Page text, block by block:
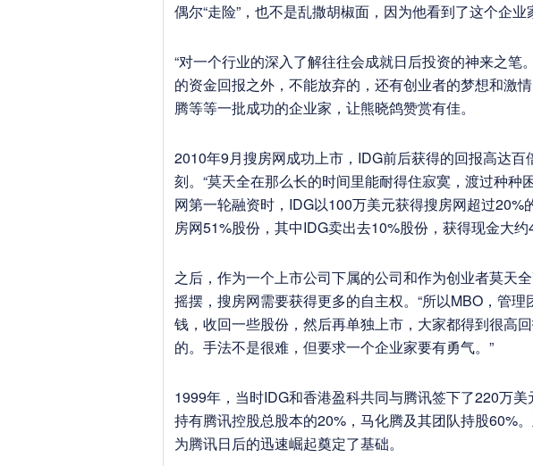
偶尔“走险”，也不是乱撒胡椒面，因为他看到了这个企业
“对一个行业的深入了解往往会成就日后投资的神来之笔
的资金回报之外，不能放弃的，还有创业者的梦想和激
腾等等一批成功的企业家，让熊晓鸽赞赏有佳。
2010年9月搜房网成功上市，IDG前后获得的回报高达
刻。“莫天全在那么长的时间里能耐得住寂寞，渡过种种
网第一轮融资时，IDG以100万美元获得搜房网超过20%
房网51%股份，其中IDG卖出去10%股份，获得现金大约
之后，作为一个上市公司下属的公司和作为创业者莫天
摇摆，搜房网需要获得更多的自主权。“所以MBO，管
钱，收回一些股份，然后再单独上市，大家都得到很高
的。手法不是很难，但要求一个企业家要有勇气。”
1999年，当时IDG和香港盈科共同与腾讯签下了220万
持有腾讯控股总股本的20%，马化腾及其团队持股60%
为腾讯日后的迅速崛起奠定了基础。